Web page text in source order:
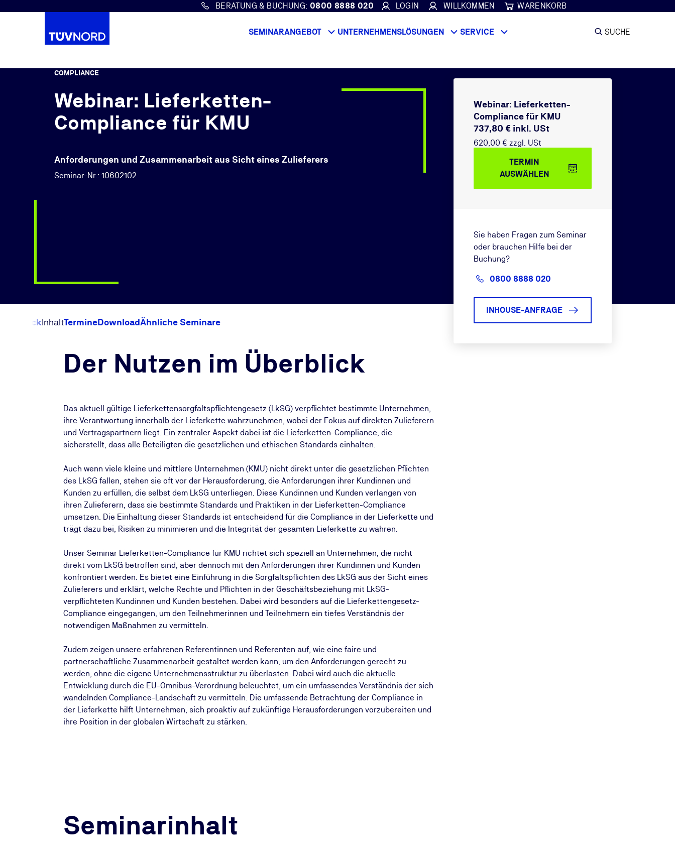
Springe zum Hauptinhalt
BERATUNG & BUCHUNG: 0800 8888 020 LOGIN WILLKOMMEN WARENKORB
SEMINARANGEBOT UNTERNEHMENSLÖSUNGEN SERVICE SUCHE
COMPLIANCE
Webinar: Lieferketten-
Compliance für KMU
Anforderungen und Zusammenarbeit aus Sicht eines Zulieferers
Seminar-Nr.: 10602102
ÜberblickInhaltTermineDownloadÄhnliche Seminare
Der Nutzen im Überblick
Das aktuell gültige Lieferkettensorgfaltspflichtengesetz (LkSG) verpflichtet bestimmte Unternehmen,
ihre Verantwortung innerhalb der Lieferkette wahrzunehmen, wobei der Fokus auf direkten Zulieferern
und Vertragspartnern liegt. Ein zentraler Aspekt dabei ist die Lieferketten-Compliance, die
sicherstellt, dass alle Beteiligten die gesetzlichen und ethischen Standards einhalten.
Auch wenn viele kleine und mittlere Unternehmen (KMU) nicht direkt unter die gesetzlichen Pflichten
des LkSG fallen, stehen sie oft vor der Herausforderung, die Anforderungen ihrer Kundinnen und
Kunden zu erfüllen, die selbst dem LkSG unterliegen. Diese Kundinnen und Kunden verlangen von
ihren Zulieferern, dass sie bestimmte Standards und Praktiken in der Lieferketten-Compliance
umsetzen. Die Einhaltung dieser Standards ist entscheidend für die Compliance in der Lieferkette und
trägt dazu bei, Risiken zu minimieren und die Integrität der gesamten Lieferkette zu wahren.
Unser Seminar Lieferketten-Compliance für KMU richtet sich speziell an Unternehmen, die nicht
direkt vom LkSG betroffen sind, aber dennoch mit den Anforderungen ihrer Kundinnen und Kunden
konfrontiert werden. Es bietet eine Einführung in die Sorgfaltspflichten des LkSG aus der Sicht eines
Zulieferers und erklärt, welche Rechte und Pflichten in der Geschäftsbeziehung mit LkSG-
verpflichteten Kundinnen und Kunden bestehen. Dabei wird besonders auf die Lieferkettengesetz-
Compliance eingegangen, um den Teilnehmerinnen und Teilnehmern ein tiefes Verständnis der
notwendigen Maßnahmen zu vermitteln.
Zudem zeigen unsere erfahrenen Referentinnen und Referenten auf, wie eine faire und
partnerschaftliche Zusammenarbeit gestaltet werden kann, um den Anforderungen gerecht zu
werden, ohne die eigene Unternehmensstruktur zu überlasten. Dabei wird auch die aktuelle
Entwicklung durch die EU-Omnibus-Verordnung beleuchtet, um ein umfassendes Verständnis der sich
wandelnden Compliance-Landschaft zu vermitteln. Die umfassende Betrachtung der Compliance in
der Lieferkette hilft Unternehmen, sich proaktiv auf zukünftige Herausforderungen vorzubereiten und
ihre Position in der globalen Wirtschaft zu stärken.
Seminarinhalt
Webinar: Lieferketten-
Compliance für KMU
737,80 € inkl. USt
620,00 € zzgl. USt
TERMIN
AUSWÄHLEN
Sie haben Fragen zum Seminar
oder brauchen Hilfe bei der
Buchung?
0800 8888 020
INHOUSE-ANFRAGE